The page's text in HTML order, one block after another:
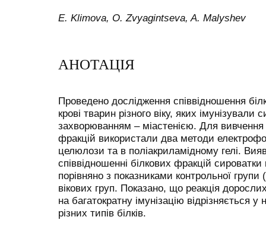
E. Klimova, O. Zvyagintseva, A. Malyshev
АНОТАЦІЯ
Проведено дослідження співвідношення
крові тварин різного віку, яких
захворюванням – міастенією. Для вивчення
фракцій використали два методи
целюлози та в поліакриламідному гелі.
співвідношенні білкових фракцій сироватки
порівняно з показниками контрольної групи
вікових груп. Показано, що реакція
на багатократну імунізацію відрізняється у
різних типів білків.